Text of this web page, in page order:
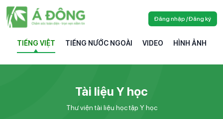
TIẾNG VIỆT TIẾNG NƯỚC NGOÀI VIDEO HÌNH ẢNH
Đăng nhập / Đăng ký
Tài liệu Y học
Thư viện tài liệu học tập Y học